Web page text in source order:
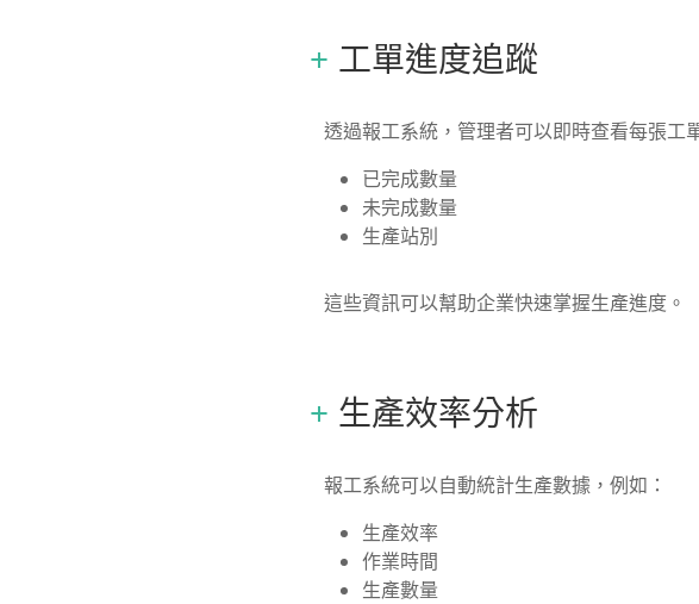
工單進度追蹤
透過報工系統，管理者可以即時查看每張工
已完成數量
未完成數量
生產站別
這些資訊可以幫助企業快速掌握生產進度。
生產效率分析
報工系統可以自動統計生產數據，例如：
生產效率
作業時間
生產數量